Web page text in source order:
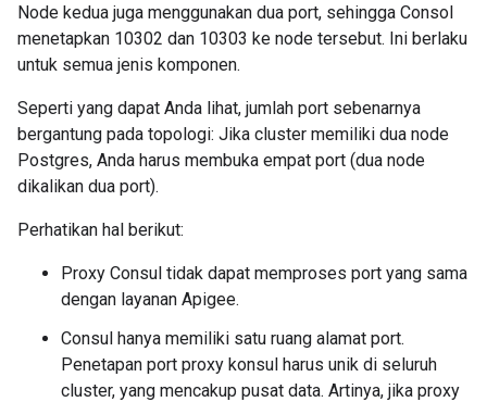
Node kedua juga menggunakan dua port, sehingga Consol
menetapkan 10302 dan 10303 ke node tersebut. Ini berlaku
untuk semua jenis komponen.
Seperti yang dapat Anda lihat, jumlah port sebenarnya
bergantung pada topologi: Jika cluster memiliki dua node
Postgres, Anda harus membuka empat port (dua node
dikalikan dua port).
Perhatikan hal berikut:
Proxy Consul tidak dapat memproses port yang sama
dengan layanan Apigee.
Consul hanya memiliki satu ruang alamat port.
Penetapan port proxy konsul harus unik di seluruh
cluster, yang mencakup pusat data. Artinya, jika proxy